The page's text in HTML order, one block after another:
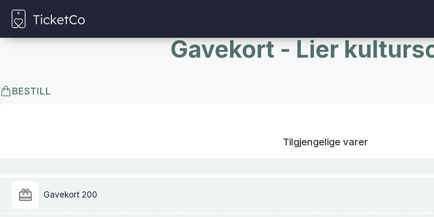
Gavekort - Lier
BESTILL
Tilgjengelige varer
Gavekort 200